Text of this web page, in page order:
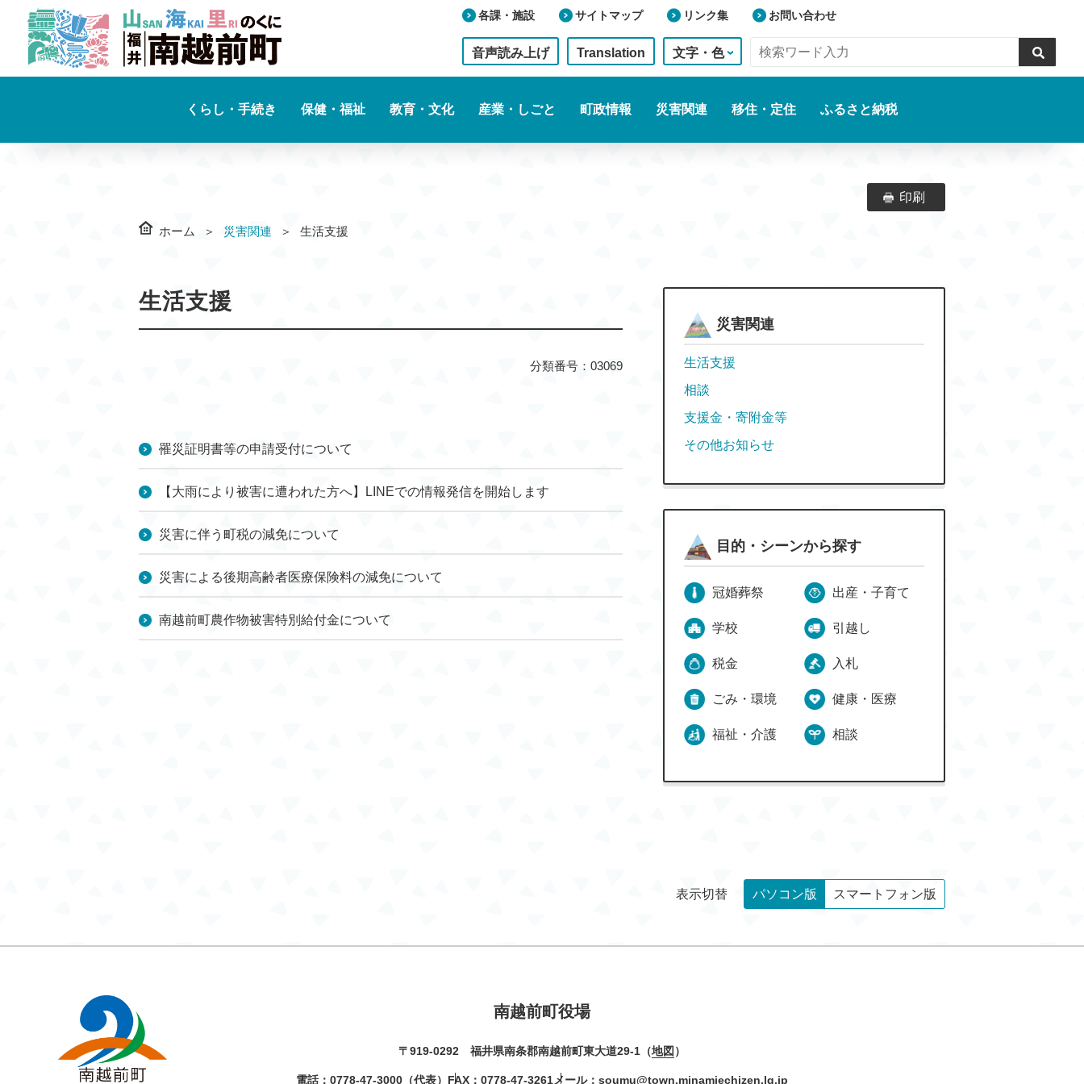
各課・施設 サイトマップ リンク集 お問い合わせ
音声読み上げ Translation 文字・色
くらし・手続き 保健・福祉 教育・文化 産業・しごと 町政情報 災害関連 移住・定住 ふるさと納税
ホーム 災害関連 生活支援
印刷
生活支援
分類番号：03069
罹災証明書等の申請受付について
【大雨により被害に遭われた方へ】LINEでの情報発信を開始します
災害に伴う町税の減免について
災害による後期高齢者医療保険料の減免について
南越前町農作物被害特別給付金について
災害関連
生活支援
相談
支援金・寄附金等
その他お知らせ
目的・シーンから探す
冠婚葬祭 出産・子育て
学校 引越し
税金 入札
ごみ・環境 健康・医療
福祉・介護 相談
表示切替 パソコン版 スマートフォン版
南越前町役場
〒919-0292 福井県南条郡南越前町東大道29-1（地図 ）
電話： 0778-47-3000 （代表） FAX：0778-47-3261メール： soumu@town.minamiechizen.lg.jp